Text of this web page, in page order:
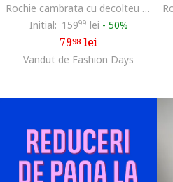
Rochie cambrata cu decolteu asimetric, Negru
Initial: 15999 lei - 50%
7998 lei
Vandut de Fashion Days